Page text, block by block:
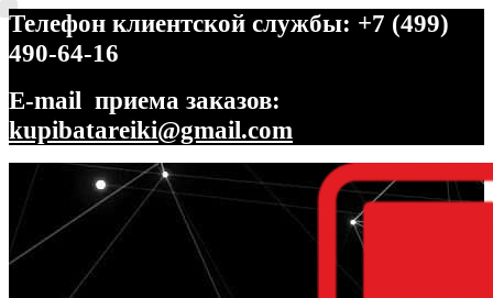
Телефон клиентской службы: +7 (499)
490-64-16
E-mail приема заказов:
kupibatareiki@gmail.com
Перейти
навигации
Перейти
содержимому